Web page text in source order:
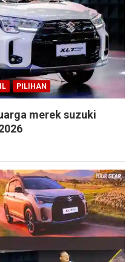
PILIHAN
merek suzuki